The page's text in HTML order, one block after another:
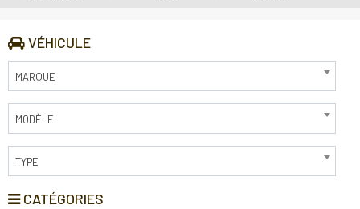
VÉHICULE
MARQUE
MODÈLE
TYPE
CATÉGORIES